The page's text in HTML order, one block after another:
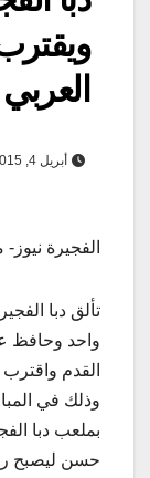
العربي
أبريل 4, 2015
الفجيرة
تألق دبا
واحد وحافظ
القدم
بملعب دبا